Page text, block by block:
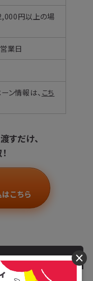
円以上の場
業日
ン情報は、 こち
すだけ、
こちら
×